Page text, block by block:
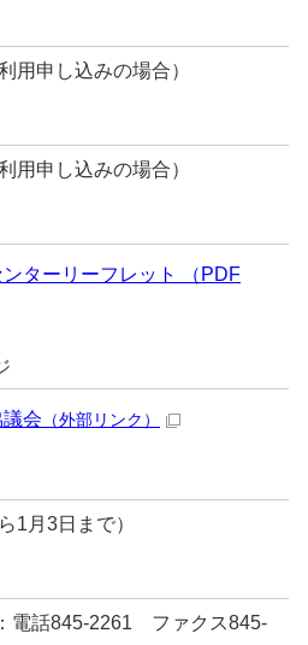
用申し込みの場合）
用申し込みの場合）
ターリーフレット （PDF
会 （外部リンク）
1月3日まで）
電話845-2261 ファクス845-